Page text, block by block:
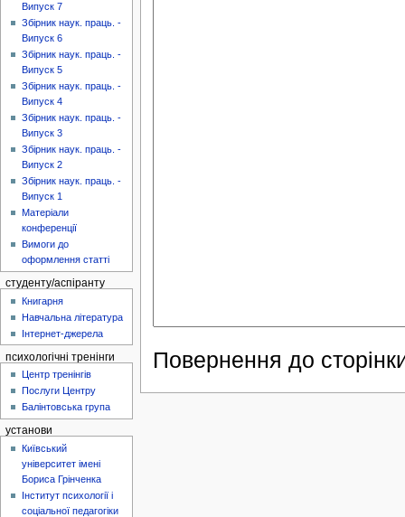
Повернення до
Випуск 7
Збірник наук. праць. -
Випуск 6
Збірник наук. праць. -
Випуск 5
Збірник наук. праць. -
Випуск 4
Збірник наук. праць. -
Випуск 3
Збірник наук. праць. -
Випуск 2
Збірник наук. праць. -
Випуск 1
Матеріали
конференції
Вимоги до
оформлення статті
студенту/аспіранту
Книгарня
Навчальна література
Інтернет-джерела
психологічні тренінги
Центр тренінгів
Послуги Центру
Балінтовська група
установи
Київський
університет імені
Бориса Грінченка
Інститут психології і
соціальної педагогіки